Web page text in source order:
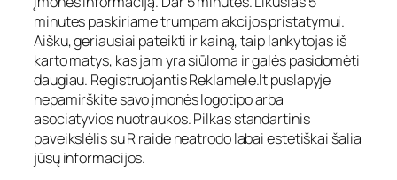
minutes paskiriame trumpam akcijos pristatymui.
Aišku, geriausiai pateikti ir kainą, taip lankytojas iš
karto matys, kas jam yra siūloma ir galės pasidomėti
daugiau. Registruojantis Reklamele.lt puslapyje
nepamirškite savo įmonės logotipo arba
asociatyvios nuotraukos. Pilkas standartinis
paveikslėlis su R raide neatrodo labai estetiškai šalia
jūsų informacijos.